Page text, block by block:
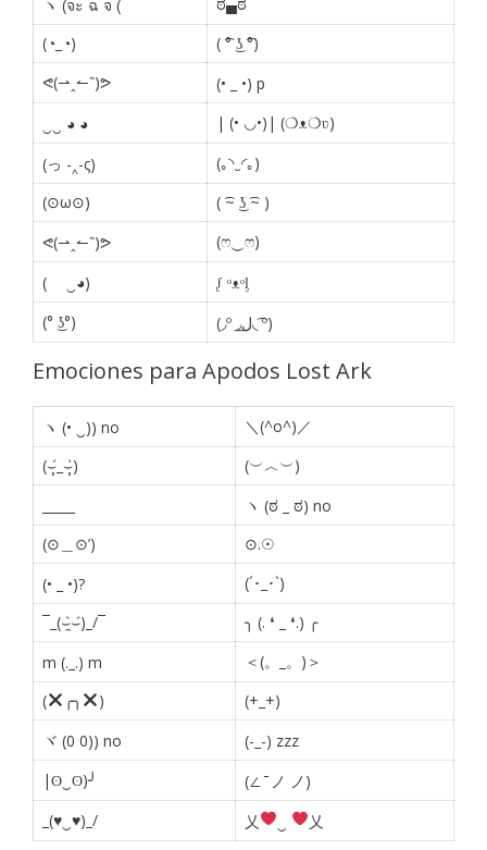
ヽ (จะ ฉ จ (
(◔_◔)
( ͡° ͜ʖ ͡°)
ᕙ(⇀‸↼‶)ᕗ
(• _ •) p
‿‿ ◕ ◕
| (• ◡•)| (❍ᴥ❍ʋ)
(っ -‸-ς)
(｡◝‿◜｡)
(⊙ω⊙)
( ͡~ ͜ʖ ͡~ )
ᕙ(⇀‸↼‶)ᕗ
(ෆ‿ෆ)
(ゝ ‿◕)
ᶘ ᵒᴥᵒᶅ
(° ͜ʖ°)
(◞º ◞ل͟◟ ͡º)
Emociones para Apodos Lost Ark
ヽ (• ‿)) no
＼(^o^)／
(⌣̩̩́_⌣̩̩̀)
(︶︿︶)
ヽ (ಠ _ ಠ) no
(⊙＿⊙’)
⊙.☉
(• _ •)?
(´･_･`)
¯_(⌣̯̀⌣́)_/¯
╮ (. ❛ _ ❛.) ╭
m (._.) m
＜(。_。)＞
(
╭╮ )
(+_+)
ヾ (0 0)) no
(-_-) zzz
|ʘ‿ʘ)╯
(∠ ̄ ノ ノ)
_(♥‿♥)_/
乂 乂